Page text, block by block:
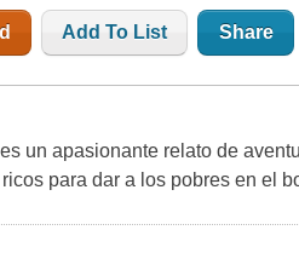
Add To List Share
un apasionante relato de
para dar a los pobres en el